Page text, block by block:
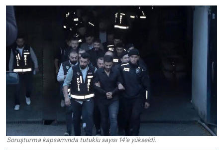
Soruşturma kapsamında tutuklu sayısı 14'e yükseldi.